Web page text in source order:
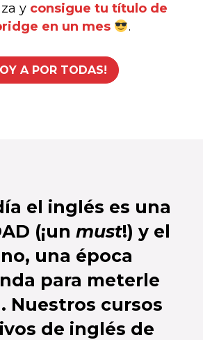
y consigue tu título de
en un mes
.
A POR TODAS!
el inglés es una
(¡un must!) y el
una época
para meterle
. Nuestros cursos
de inglés de